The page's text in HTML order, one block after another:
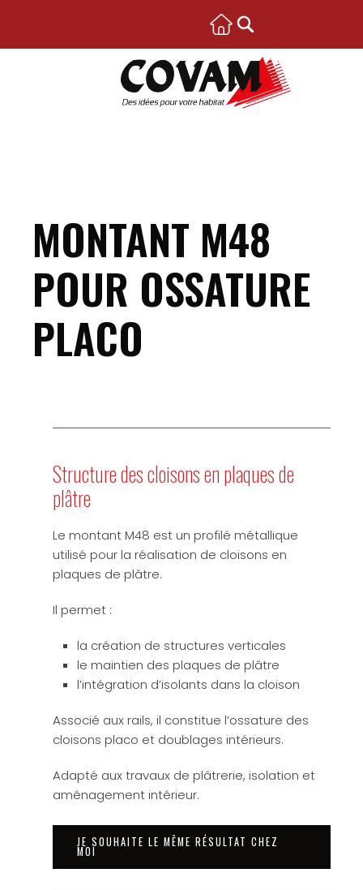
MONTANT M48
POUR OSSATURE
PLACO
Structure des cloisons en plaques de
plâtre
Le montant M48 est un profilé métallique
utilisé pour la réalisation de cloisons en
plaques de plâtre.
Il permet :
la création de structures verticales
le maintien des plaques de plâtre
l’intégration d’isolants dans la cloison
Associé aux rails, il constitue l’ossature des
cloisons placo et doublages intérieurs.
Adapté aux travaux de plâtrerie, isolation et
aménagement intérieur.
JE SOUHAITE LE MÊME RÉSULTAT CHEZ
MOI